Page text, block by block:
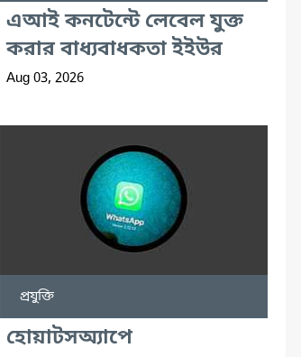
এআই কনটেন্টে লেবেল যুক্ত
করার বাধ্যবাধকতা ইইউর
Aug 03, 2026
প্রযুক্তি
হোয়াটসঅ্যাপে